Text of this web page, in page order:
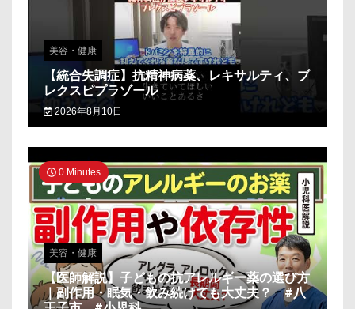
美容・健康
【統合失調症】抗精神病薬、レキサルティ、ブ
レクスピプラゾール
2026年8月10日
0 Minutes
美容・健康
【医師解説】子どもの抗アレルギー薬の選び方
｜副作用・眠気・飲み続けても大丈夫？ #八